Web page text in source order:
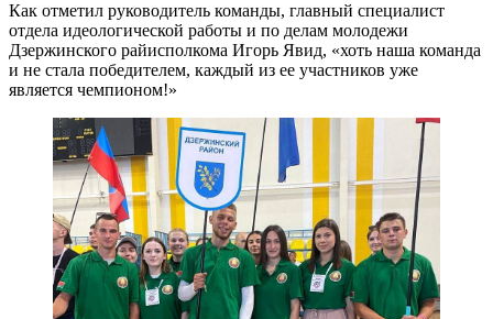
Как отметил руководитель команды, главный специалист
отдела идеологической работы и по делам молодежи
Дзержинского райисполкома Игорь Явид, «хоть наша команда
и не стала победителем, каждый из ее участников уже
является чемпионом!»